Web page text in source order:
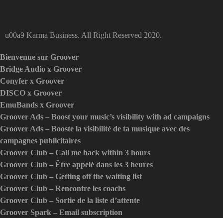
u00a9 Karma Business. All Right Reserved 2020.
Bienvenue sur Groover
Bridge Audio x Groover
Conyfer x Groover
DISCO x Groover
EmuBands x Groover
Groover Ads – Boost your music’s visibility with ad campaigns
Groover Ads – Booste la visibilité de ta musique avec des
campagnes publicitaires
Groover Club – Call me back within 3 hours
Groover Club – Être appelé dans les 3 heures
Groover Club – Getting off the waiting list
Groover Club – Rencontre les coachs
Groover Club – Sortie de la liste d’attente
Groover Spark – Email subscription